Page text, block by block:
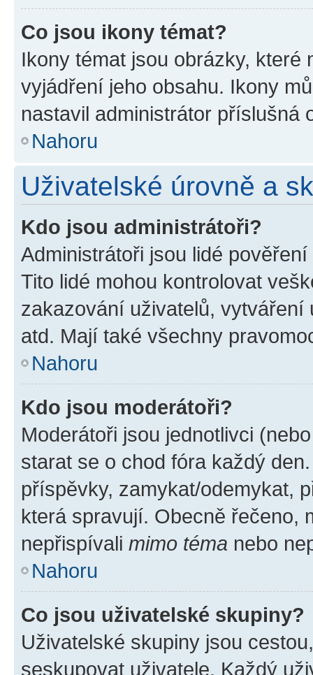
Co jsou ikony témat?
Ikony témat jsou obrázky,
vyjádření jeho obsahu. Ikony
nastavil administrátor příslušná
Nahoru
Uživatelské úrovně a
Kdo jsou administrátoři?
Administrátoři jsou lidé
Tito lidé mohou kontrolovat
zakazování uživatelů,
atd. Mají také všechny
Nahoru
Kdo jsou moderátoři?
Moderátoři jsou jednotlivci
starat se o chod fóra každý
příspěvky, zamykat/odemykat,
která spravují. Obecně řečeno,
nepřispívali mimo téma nebo
Nahoru
Co jsou uživatelské skupiny?
Uživatelské skupiny jsou
seskupovat uživatele. Každý